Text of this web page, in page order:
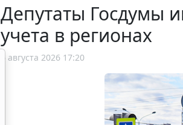
Депутаты Госдумы
учета в регионах
6 августа 2026 17:20